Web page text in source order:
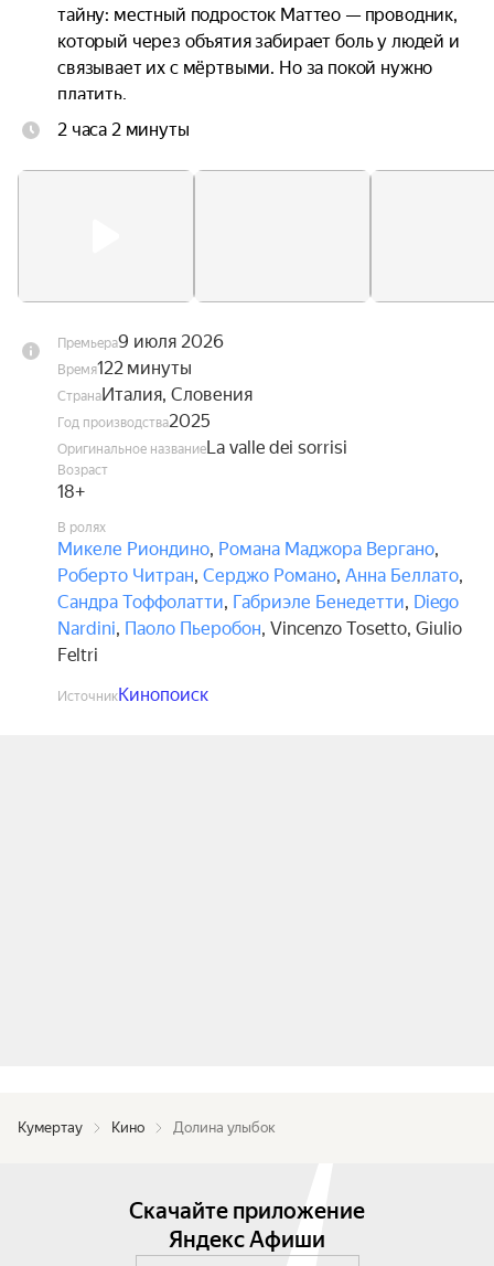
тайну: местный подросток Маттео — проводник,
который через объятия забирает боль у людей и
связывает их с мёртвыми. Но за покой нужно
платить.
2 часа 2 минуты
Премьера9 июля 2026
Время122 минуты
СтранаИталия, Словения
Год производства2025
Оригинальное названиеLa valle dei sorrisi
Возраст
18+
В ролях
Микеле Риондино, Романа Маджора Вергано,
Роберто Читран, Серджо Романо, Анна Беллато,
Сандра Тоффолатти, Габриэле Бенедетти, Diego
Nardini, Паоло Пьеробон, Vincenzo Tosetto, Giulio
Feltri
ИсточникКинопоиск
Кумертау Кино Долина улыбок
Скачайте приложение
Яндекс Афиши